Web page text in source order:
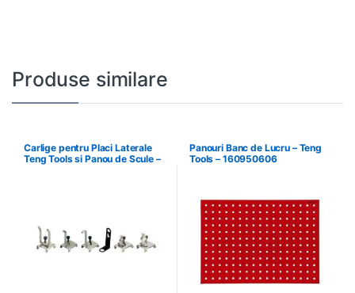
Produse similare
Carlige pentru Placi Laterale
Teng Tools si Panou de Scule –
Panouri Banc de Lucru – Teng
Tools – 160950606